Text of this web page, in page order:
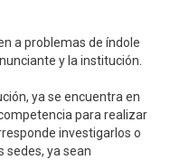
a problemas de índole
y la institución.
ya se encuentra en
para realizar
investigarlos o
sedes, ya sean